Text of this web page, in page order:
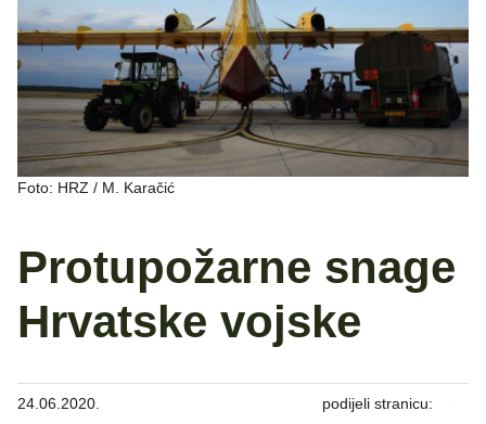
Foto: HRZ / M. Karačić
Protupožarne snage
Hrvatske vojske
24.06.2020. podijeli stranicu: